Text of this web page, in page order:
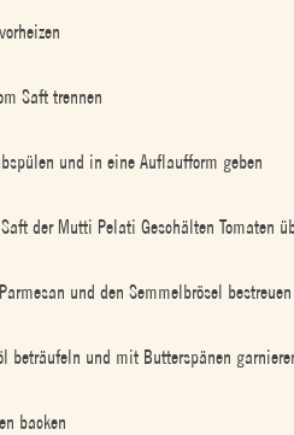
Saft trennen
und in eine Auflaufform geben
der Mutti Pelati Geschälten Tomaten
und den Semmelbrösel bestreuen
beträufeln und mit Butterspänen
backen